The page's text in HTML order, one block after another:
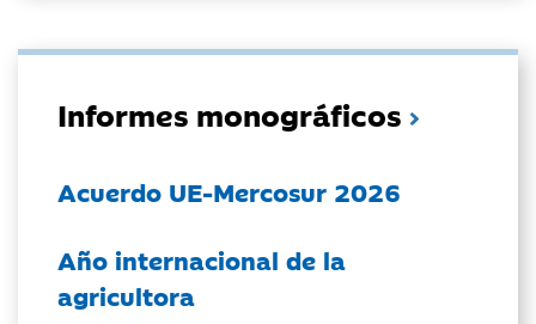
Informes monográficos
Acuerdo UE-Mercosur 2026
Año internacional de la
agricultora